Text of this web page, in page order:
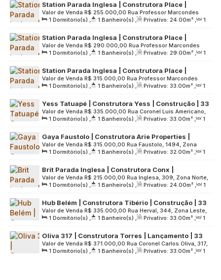
Station Parada Inglesa | Construtora Place |
Construção | 24 Metros | Studios sem Vaga
R$ 255.000,00
Valor de Venda
Rua Professor Marcondes
Domingues, 304, Zona Norte, 02245-010, Parada Inglesa,
São Paulo, São Paulo, Brasil
1 Dormitório(s) , 1 Banheiro(s) , Privativo: 24.00m² ,
1
Sala(s) , Útil: 24.00m² , Terreno: 680.00m²
Station Parada Inglesa | Construtora Place |
Construção | 29 Metros | 01 Dormitório sem Vaga
R$ 290.000,00
Valor de Venda
Rua Professor Marcondes
Domingues, 304, Zona Norte, 02245-010, Parada Inglesa,
São Paulo, São Paulo, Brasil
1 Dormitório(s) , 1 Banheiro(s) , Privativo: 29.00m² ,
1
Sala(s) , Útil: 29.00m² , Terreno: 680.00m²
Station Parada Inglesa | Construtora Place |
Construção | 33 Metros | 01 Dormitório sem Vaga
R$ 315.000,00
Valor de Venda
Rua Professor Marcondes
Domingues, 304, Zona Norte, 02245-010, Parada Inglesa,
São Paulo, São Paulo, Brasil
1 Dormitório(s) , 1 Banheiro(s) , Privativo: 33.00m² ,
1
Sala(s) , Útil: 33.00m² , Terreno: 680.00m²
Yess Tatuapé | Construtora Yess | Construção | 33
metros | 01 dormitório | com varanda | sem vaga
R$ 335.000,00
Valor de Venda
Rua Coronel Luís Americano,
310, Zona Leste, 03308-020, Vila Azevedo, São Paulo, São
Paulo, Brasil
1 Dormitório(s) , 1 Banheiro(s) , Privativo: 33.00m² ,
1
Sala(s) , Útil: 33.00m² , Terreno: 1195.00m²
Gaya Faustolo | Construtora Arie Properties |
Construção | 32 metros | 01 dormitório | com
varanda | sem vaga
R$ 315.000,00
Valor de Venda
Rua Faustolo, 1494, Zona
Oeste, 05041-001, Lapa, São Paulo, São Paulo, Brasil
1 Dormitório(s) , 1 Banheiro(s) , Privativo: 32.00m² ,
1
Sala(s) , Útil: 32.00m² , Terreno: 453.00m²
Brit Parada Inglesa | Construtora Conx |
Construção | 24 Metros | 01 Suíte | sem Varanda e
Vaga
R$ 215.000,00
Valor de Venda
Rua Inglesa, 309, Zona Norte,
02245-020, Parada Inglesa, São Paulo, São Paulo, Brasil
1 Dormitório(s) , 1 Banheiro(s) , Privativo: 24.00m² ,
1
Sala(s) , Útil: 24.00m² , Terreno: 1635.00m²
Hub Belém | Construtora Tibério | Construção | 33
metros | 01 dormitório | com varanda | sem vaga
R$ 335.000,00
Valor de Venda
Rua Herval, 344, Zona Leste,
03062-000, Belenzinho, São Paulo, São Paulo, Brasil
1 Dormitório(s) , 1 Banheiro(s) , Privativo: 33.00m² ,
1
Sala(s) , Útil: 33.00m² , Terreno: 1296.00m²
Oliva 317 | Construtora Torres | Lançamento | 33
metros | Studios com varanda | sem vaga
R$ 371.000,00
Valor de Venda
Rua Coronel Carlos Oliva, 317,
Zona Leste, 03067-010, Tatuapé, São Paulo, São Paulo,
1 Dormitório(s) , 1 Banheiro(s) , Privativo: 33.00m² ,
1